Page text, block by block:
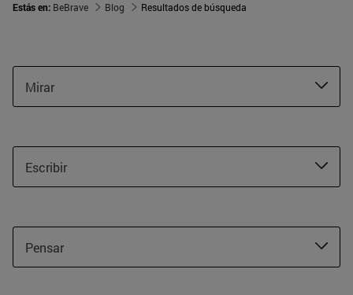
Estás en: BeBrave Blog Resultados de búsqueda
Mirar
Escribir
Pensar